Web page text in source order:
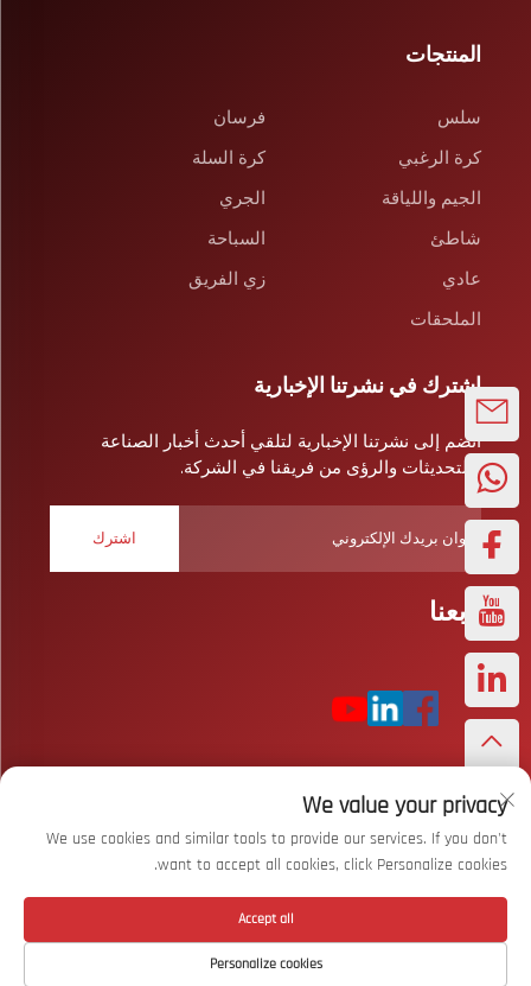
المنتجات
سلس
فرسان
كرة الرغبي
كرة السلة
الجيم واللياقة
الجري
شاطئ
السباحة
عادي
زي الفريق
الملحقات
اشترك في نشرتنا الإخبارية
انضم إلى نشرتنا الإخبارية لتلقي أحدث أخبار الصناعة
والتحديثات والرؤى من فريقنا في الشركة.
اشترك
تابعنا
حقوق النشر © شركة ووهان بايزار سبورتس المحدودة. جميع الحقوق
محفوظة سياسة الخصوصية
We value your privacy
We use cookies and similar tools to provide our services. If you don't
want to accept all cookies, click Personalize cookies.
Personalize cookies
Accept all